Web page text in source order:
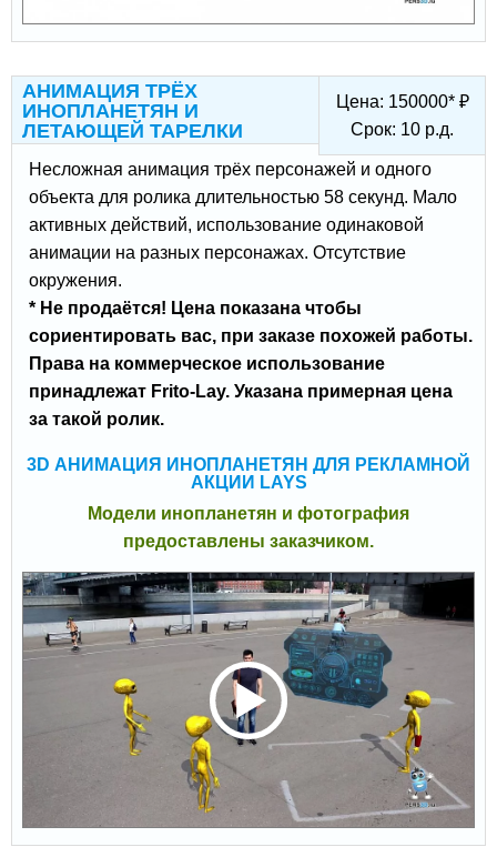
Цена: 150000* ₽
Срок: 10 р.д.
АНИМАЦИЯ ТРЁХ
ИНОПЛАНЕТЯН И
ЛЕТАЮЩЕЙ ТАРЕЛКИ
Несложная анимация трёх персонажей и одного
объекта для ролика длительностью 58 секунд. Мало
активных действий, использование одинаковой
анимации на разных персонажах. Отсутствие
окружения.
* Не продаётся! Цена показана чтобы
сориентировать вас, при заказе похожей работы.
Права на коммерческое использование
принадлежат Frito-Lay. Указана примерная цена
за такой ролик.
3D АНИМАЦИЯ ИНОПЛАНЕТЯН ДЛЯ РЕКЛАМНОЙ
АКЦИИ LAYS
Модели инопланетян и фотография
предоставлены заказчиком.